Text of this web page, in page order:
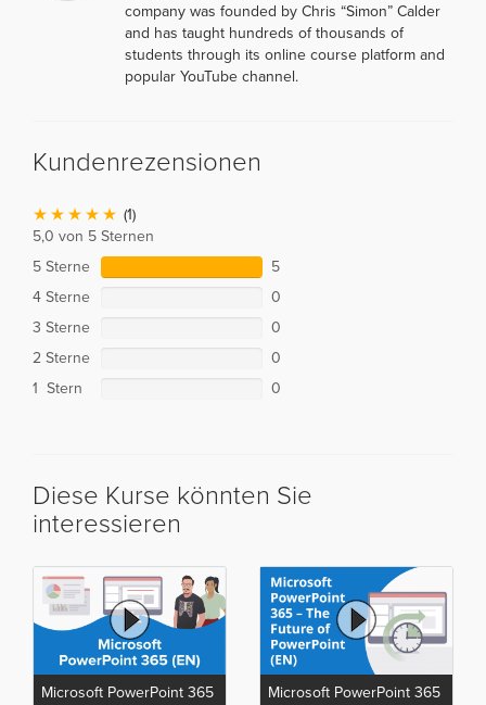
company was founded by Chris “Simon” Calder
and has taught hundreds of thousands of
students through its online course platform and
popular YouTube channel.
Kundenrezensionen
(1)
5,0 von 5 Sternen
5 Sterne
5
4 Sterne
0
3 Sterne
0
2 Sterne
0
1 Stern
0
Diese Kurse könnten Sie
interessieren
Microsoft PowerPoint 365
Microsoft PowerPoint 365